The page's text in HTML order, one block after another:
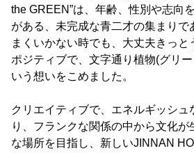
the GREEN”は、年齢、性別や志向
がある、未完成な青二才の集まりで
まくいかない時でも、大丈夫きっと
ポジティブで、文字通り植物(グリ
いう想いをこめました。
クリエイティブで、エネルギッシュ
り、フランクな関係の中から文化が
な場所を目指し、新しいJINNAN